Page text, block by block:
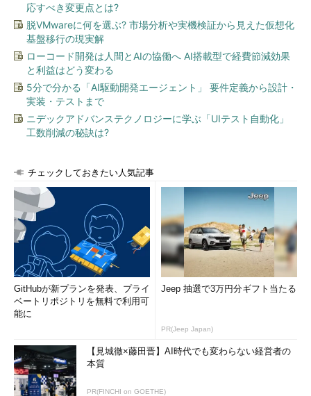
JPCERTコーディネーションセンター（JPCERT/CC） 早期警
戒グループ リーダー 情報セキュリティアナリストの満永拓邦氏
ップデートを行ったPCではその98％を防げることが分かったと
述べ、「適切にアップデートのマネジメントを行うことで、セキ
ュリティリスクを抑えることができる」とした。
情報処理推進機構（IPA） 技
術本部 セキュリティセンター
調査役 加賀谷伸一郎氏
また情報処理推進機構（IPA） 技術本
Windows XPを使い続けるのは、家に空
いた穴を空きっぱなしにするようなもの
で、そこからウイルスが入ってきやすく
なる。サポートが終了したOSを使い続
けるのは非常に危険だ」と指摘。しか
も、いまだにWindows XPの脆弱性は月に10件程度のペースで報
告されており、古いOSだからといって危険性が減るわけではな
く、むしろ高まると説明した。
しかも、Windows Vistaや7などのより新しいWindows OSで
は、データ実行防止（DEP）やアドレス空間のランダム化
（ASLR：Address Space Layout Randomization）など、セキュ
リティ機能が強化されている。このため、Windows 7のマルウェ
アへの感染率は、Windows XPの10分の1にまで抑えられたとい
応すべき変更点とは?
脱VMwareに何を選ぶ? 市場分析や実機検証から見えた仮想化
基盤移行の現実解
ローコード開発は人間とAIの協働へ AI搭載型で経費節減効果
と利益はどう変わる
5分で分かる「AI駆動開発エージェント」 要件定義から設計・
実装・テストまで
ニデックアドバンステクノロジーに学ぶ「UIテスト自動化」
工数削減の秘訣は?
チェックしておきたい人気記事
GitHubが新プランを発表、プライ
ベートリポジトリを無料で利用可
能に
Jeep 抽選で3万円分ギフト当たる
PR(Jeep Japan)
【見城徹×藤田晋】AI時代でも変わらない経営者の
本質
PR(FINCHI on GOETHE)